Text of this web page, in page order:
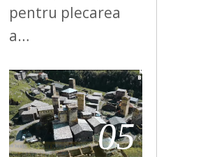
pentru plecarea
a…
05